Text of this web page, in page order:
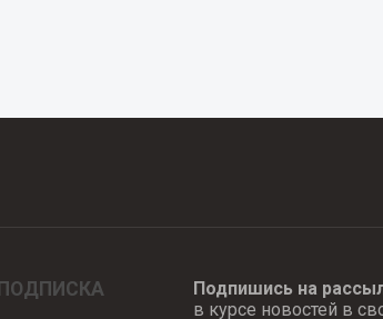
ПОДПИСКА Подпишись на
в курсе новостей в